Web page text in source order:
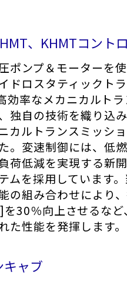
、KHMTコント
ポンプ＆モーターを
ドロスタティックト
効率なメカニカルト
独自の技術を織り込
カルトランスミッシ
。変速制御には、低
荷低減を実現する新
ムを採用しています
の組み合わせにより
30％向上させるなど
た性能を発揮します。
ャブ